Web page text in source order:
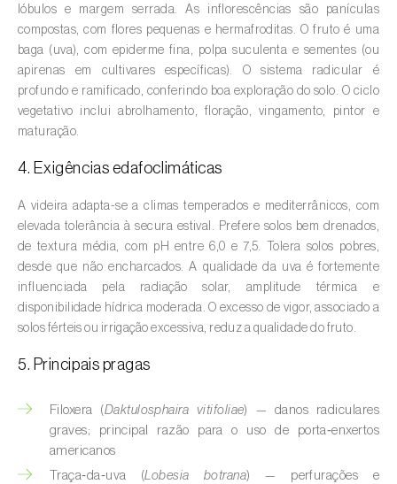
Arroz ( Oryza spp.)
Aveia (Avena sativa)
Aveleira (Corylus avellana L.)
Azinheira (
rotundifolia )
Banana (Musa spp.)
Batata (Solanum tuberosum )
Batata-doce ( Ipomoea batatas)
Begónia ( Hillebrandia sandwicensis e
Beterraba (Beta spp.)
Bétula (Betula spp.
lóbulos e margem serrada. As inflorescências são panículas
compostas, com flores pequenas e hermafroditas. O fruto é uma
baga (uva), com epiderme fina, polpa suculenta e sementes (ou
apirenas em cultivares específicas). O sistema radicular é
profundo e ramificado, conferindo boa exploração do solo. O ciclo
vegetativo inclui abrolhamento, floração, vingamento, pintor e
maturação.
4. Exigências edafoclimáticas
A videira adapta-se a climas temperados e mediterrânicos, com
elevada tolerância à secura estival. Prefere solos bem drenados,
de textura média, com pH entre 6,0 e 7,5. Tolera solos pobres,
desde que não encharcados. A qualidade da uva é fortemente
influenciada pela radiação solar, amplitude térmica e
disponibilidade hídrica moderada. O excesso de vigor, associado a
solos férteis ou irrigação excessiva, reduz a qualidade do fruto.
5. Principais pragas
Filoxera (Daktulosphaira vitifoliae) — danos radiculares
graves; principal razão para o uso de porta‑enxertos
americanos
Traça‑da‑uva (Lobesia botrana) — perfurações e